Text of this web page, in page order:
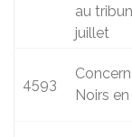
au
juillet
4593
Noirs